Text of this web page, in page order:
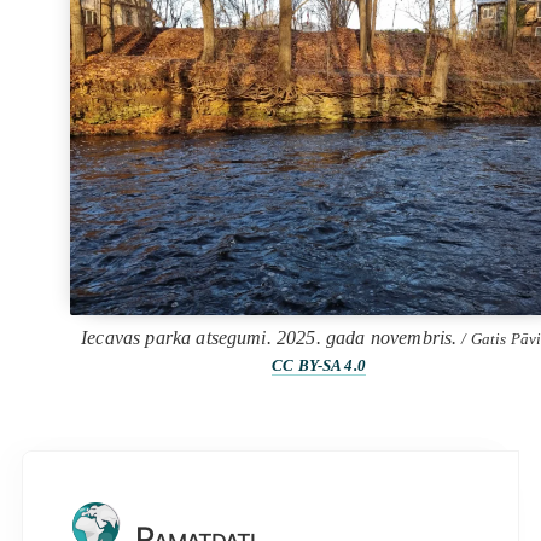
Iecavas parka atsegumi. 2025. gada novembris./ Gatis
CC BY-SA 4.0